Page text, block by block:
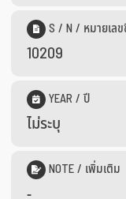
S / N / หมายเลข
10209
YEAR / ปี
ไม่ระบุ
NOTE / เพิ่มเติม